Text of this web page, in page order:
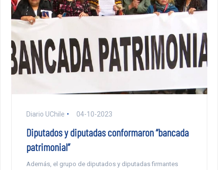
Diario UChile 04-10-2023
Diputados y diputadas conformaron “bancada
patrimonial”
Además, el grupo de diputados y diputadas firmantes